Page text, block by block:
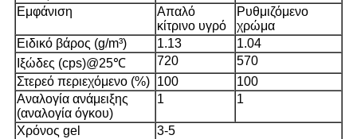
Εμφάνιση
Απαλό
κίτρινο υγρό
Ρυθμιζόμενο
χρώμα
Ειδικό βάρος (g/m³)
1.13
1.04
Ιξώδες (cps)@25℃
720
570
Στερεό περιεχόμενο (%) 100
100
Αναλογία ανάμειξης
(αναλογία όγκου)
1 1
Χρόνος gel
3-5